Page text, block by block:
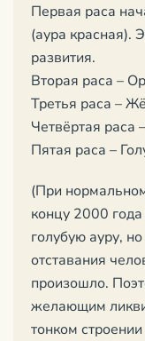
Первая раса
(аура красная).
развития.
Вторая раса –
Третья раса –
Четвёртая раса
Пятая раса –
(При
концу 2000
голубую ауру,
отставания
произошло.
желающим
тонком